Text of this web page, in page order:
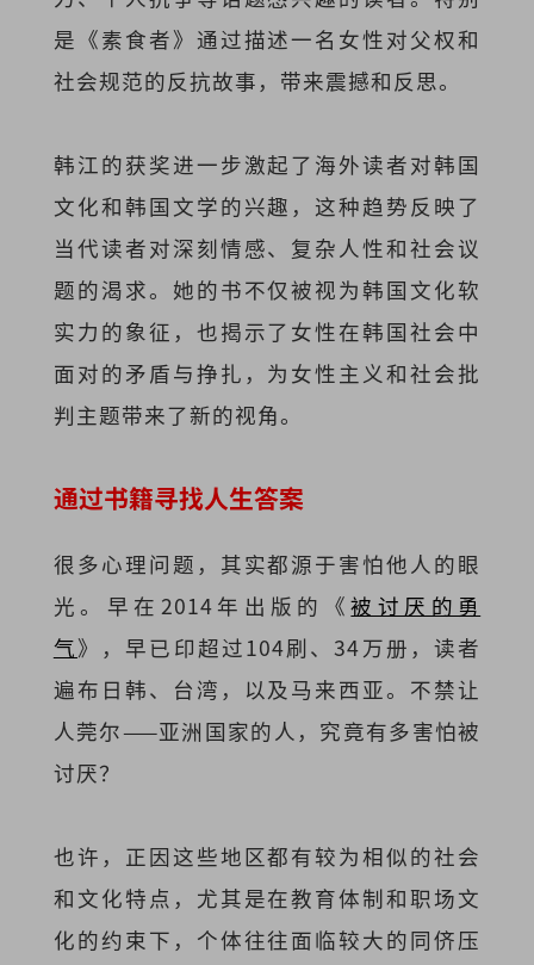
是《素食者》通过描述一名女性对父权和
社会规范的反抗故事，带来震撼和反思。
韩江的获奖进一步激起了海外读者对韩国
文化和韩国文学的兴趣，这种趋势反映了
当代读者对深刻情感、复杂人性和社会议
题的渴求。她的书不仅被视为韩国文化软
实力的象征，也揭示了女性在韩国社会中
面对的矛盾与挣扎，为女性主义和社会批
判主题带来了新的视角。
通过书籍寻找人生答案
很多心理问题，其实都源于害怕他人的眼
光。早在2014年出版的《被讨厌的勇
气》，早已印超过104刷、34万册，读者
遍布日韩、台湾，以及马来西亚。不禁让
人莞尔——亚洲国家的人，究竟有多害怕被
讨厌？
也许，正因这些地区都有较为相似的社会
和文化特点，尤其是在教育体制和职场文
化的约束下，个体往往面临较大的同侪压